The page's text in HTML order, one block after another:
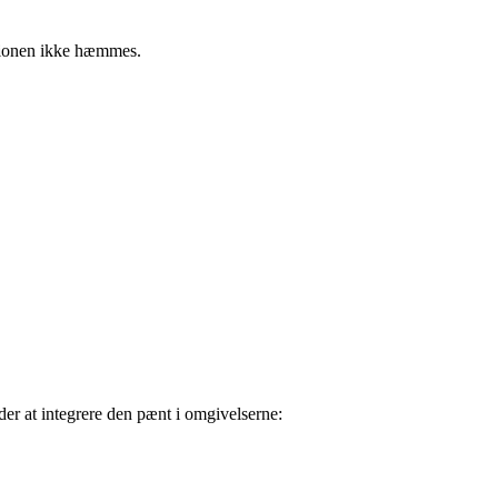
ikke hæmmes.
at integrere den pænt i omgivelserne: